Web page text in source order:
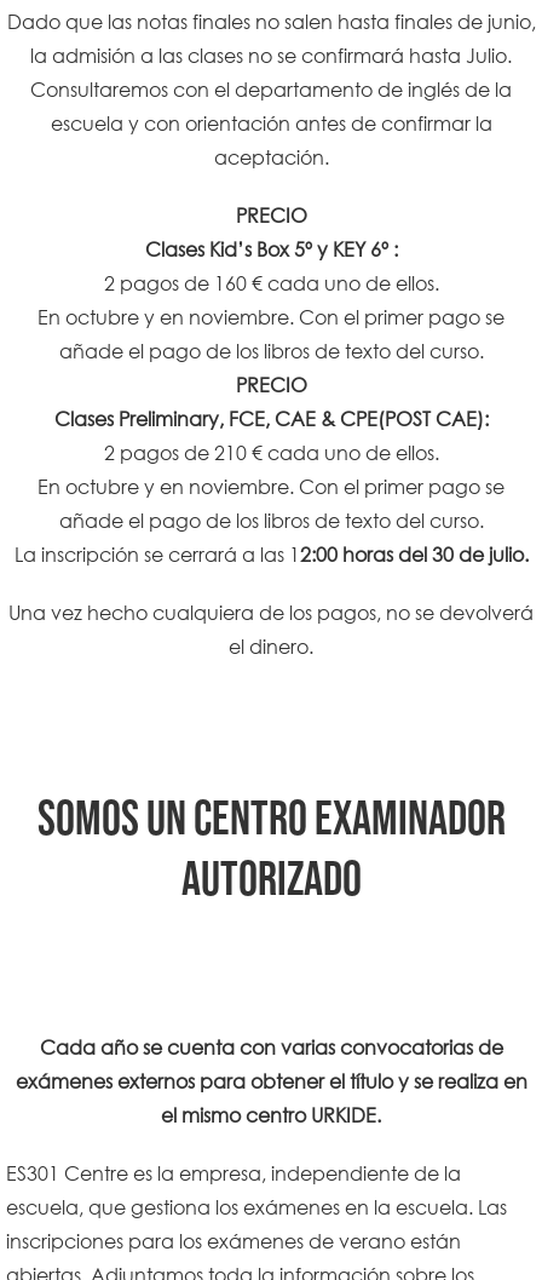
Dado que las notas finales no salen hasta finales de junio,
la admisión a las clases no se confirmará hasta Julio.
Consultaremos con el departamento de inglés de la
escuela y con orientación antes de confirmar la
aceptación.
PRECIO
Clases Kid’s Box 5º y KEY 6º :
2 pagos de 160 € cada uno de ellos.
En octubre y en noviembre. Con el primer pago se
añade el pago de los libros de texto del curso.
PRECIO
Clases Preliminary, FCE, CAE & CPE(POST CAE):
2 pagos de 210 € cada uno de ellos.
En octubre y en noviembre. Con el primer pago se
añade el pago de los libros de texto del curso.
La inscripción se cerrará a las 12:00 horas del 30 de julio.
Una vez hecho cualquiera de los pagos, no se devolverá
el dinero.
SOMOS UN CENTRO EXAMINADOR
AUTORIZADO
Cada año se cuenta con varias convocatorias de
exámenes externos para obtener el título y se realiza en
el mismo centro URKIDE.
ES301 Centre es la empresa, independiente de la
escuela, que gestiona los exámenes en la escuela. Las
inscripciones para los exámenes de verano están